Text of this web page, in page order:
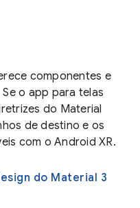
componentes e
o app para telas
do Material
de destino e os
com o Android XR.
do Material 3